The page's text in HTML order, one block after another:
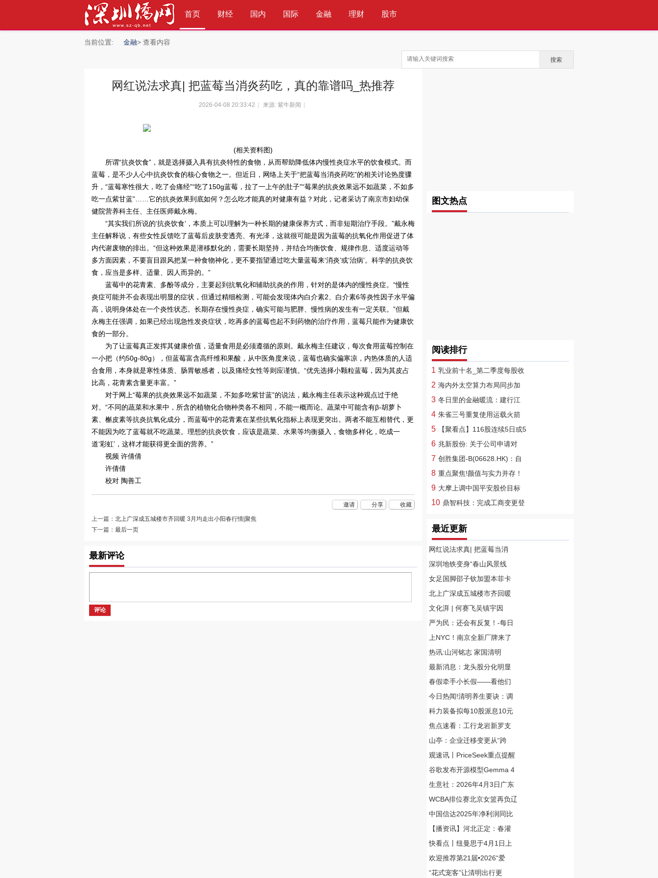
首页 财经 国内 国际 金融 理财 股市
当前位置:
»
金融> 查看内容
搜索
网红说法求真| 把蓝莓当消炎药吃，真的靠谱吗_热推荐
2026-04-08 20:33:42 来源: 紫牛新闻
(相关资料图)
所谓“抗炎饮食”，就是选择摄入具有抗炎特性的食物，从而帮助降低体内慢性炎症水平的饮食模式。而
蓝莓，是不少人心中抗炎饮食的核心食物之一。但近日，网络上关于“把蓝莓当消炎药吃”的相关讨论热度骤
升，“蓝莓寒性很大，吃了会痛经”“吃了150g蓝莓，拉了一上午的肚子”“莓果的抗炎效果远不如蔬菜，不如多
吃一点紫甘蓝”……它的抗炎效果到底如何？怎么吃才能真的对健康有益？对此，记者采访了南京市妇幼保
健院营养科主任、主任医师戴永梅。
“其实我们所说的‘抗炎饮食’，本质上可以理解为一种长期的健康保养方式，而非短期治疗手段。”戴永梅
主任解释说，有些女性反馈吃了蓝莓后皮肤变透亮、有光泽，这就很可能是因为蓝莓的抗氧化作用促进了体
内代谢废物的排出。“但这种效果是潜移默化的，需要长期坚持，并结合均衡饮食、规律作息、适度运动等
多方面因素，不要盲目跟风把某一种食物神化，更不要指望通过吃大量蓝莓来‘消炎’或‘治病’。科学的抗炎饮
食，应当是多样、适量、因人而异的。”
蓝莓中的花青素、多酚等成分，主要起到抗氧化和辅助抗炎的作用，针对的是体内的慢性炎症。“慢性
炎症可能并不会表现出明显的症状，但通过精细检测，可能会发现体内白介素2、白介素6等炎性因子水平偏
高，说明身体处在一个炎性状态。长期存在慢性炎症，确实可能与肥胖、慢性病的发生有一定关联。”但戴
永梅主任强调，如果已经出现急性发炎症状，吃再多的蓝莓也起不到药物的治疗作用，蓝莓只能作为健康饮
食的一部分。
为了让蓝莓真正发挥其健康价值，适量食用是必须遵循的原则。戴永梅主任建议，每次食用蓝莓控制在
一小把（约50g-80g），但蓝莓富含高纤维和果酸，从中医角度来说，蓝莓也确实偏寒凉，内热体质的人适
合食用，本身就是寒性体质、肠胃敏感者，以及痛经女性等则应谨慎。“优先选择小颗粒蓝莓，因为其皮占
比高，花青素含量更丰富。”
对于网上“莓果的抗炎效果远不如蔬菜，不如多吃紫甘蓝”的说法，戴永梅主任表示这种观点过于绝
对。“不同的蔬菜和水果中，所含的植物化合物种类各不相同，不能一概而论。蔬菜中可能含有β-胡萝卜
素、槲皮素等抗炎抗氧化成分，而蓝莓中的花青素在某些抗氧化指标上表现更突出。两者不能互相替代，更
不能因为吃了蓝莓就不吃蔬菜。理想的抗炎饮食，应该是蔬菜、水果等均衡摄入，食物多样化，吃成一
道‘彩虹’，这样才能获得更全面的营养。”
视频 许倩倩
许倩倩
校对 陶善工
收藏
分享
邀请
上一篇： 北上广深成五城楼市齐回暖 3月均走出小阳春行情|聚焦
下一篇： 最后一页
最新评论
评论
图文热点
阅读排行
1 乳业前十名_第二季度每股收
2 海内外太空算力布局同步加
3 冬日里的金融暖流：建行江
4 朱雀三号重复使用运载火箭
5 【聚看点】116股连续5日或5
6 兆新股份: 关于公司申请对
7 创胜集团-B(06628.HK)：自
8 重点聚焦!颜值与实力并存！
9 大摩上调中国平安股价目标
10 鼎智科技：完成工商变更登
最近更新
网红说法求真| 把蓝莓当消
深圳地铁变身“春山风景线
女足国脚邵子钦加盟本菲卡
北上广深成五城楼市齐回暖
文化湃 | 何赛飞吴镇宇因
严为民：还会有反复！-每日
上NYC！南京全新厂牌来了
热讯:山河铭志 家国清明
最新消息：龙头股分化明显
春假牵手小长假——看他们
今日热闻!清明养生要诀：调
科力装备拟每10股派息10元
焦点速看：工行龙岩新罗支
山亭：企业迁移变更从“跨
观速讯丨PriceSeek重点提醒
谷歌发布开源模型Gemma 4
生意社：2026年4月3日广东
WCBA排位赛北京女篮再负辽
中国信达2025年净利润同比
【播资讯】河北正定：春灌
快看点丨纽曼思于4月1日上
欢迎推荐第21届•2026“爱
“花式宠客”让清明出行更